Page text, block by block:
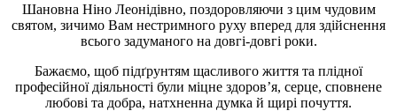
Шановна Ніно Леонідівно, поздоровляючи з цим чудовим
святом, зичимо Вам нестримного руху вперед для здійснення
всього задуманого на довгі-довгі роки.
Бажаємо, щоб підґрунтям щасливого життя та плідної
професійної діяльності були міцне здоров’я, серце, сповнене
любові та добра, натхненна думка й щирі почуття.